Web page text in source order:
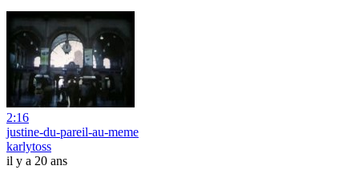
2:16
justine-du-pareil-au-meme
karlytoss
il y a 20 ans